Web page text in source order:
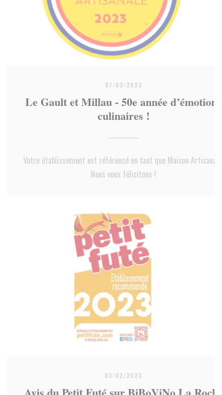
07/03/2023
Le Gault et Millau - 50e année d’émotions
culinaires !
Votre établissement est référencé en tant que Maison
Nous vous félicitons !
03/02/2023